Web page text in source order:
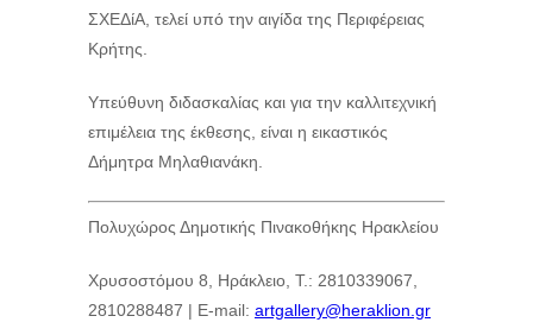
ΣΧΕΔίΑ, τελεί υπό την αιγίδα της Περιφέρειας
Κρήτης.
Υπεύθυνη διδασκαλίας και για την καλλιτεχνική
επιμέλεια της έκθεσης, είναι η εικαστικός
Δήμητρα Μηλαθιανάκη.
Πολυχώρος Δημοτικής Πινακοθήκης Ηρακλείου
Χρυσοστόμου 8, Ηράκλειο, Τ.: 2810339067,
2810288487 | E-mail: artgallery@heraklion.gr